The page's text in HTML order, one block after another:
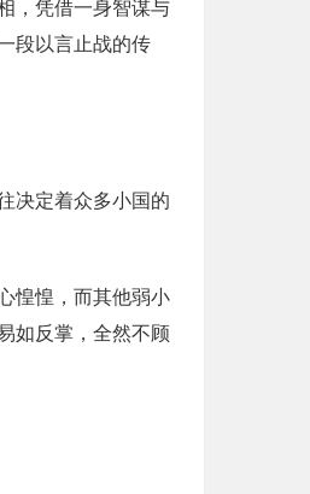
，凭借一身智谋与
段以言止战的传
决定着众多小国的
惶惶，而其他弱小
如反掌，全然不顾